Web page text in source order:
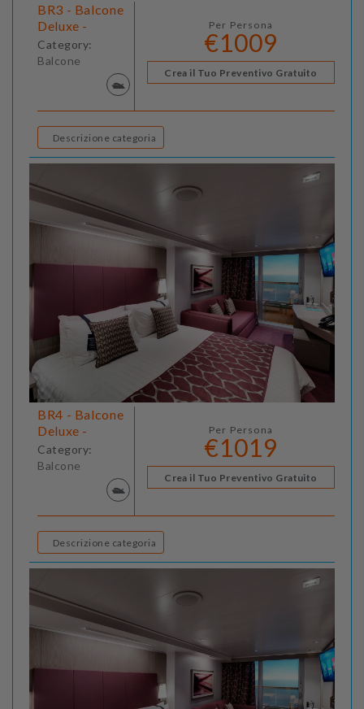
BR3 - Balcone
Deluxe -
Category:
Balcone
Per Persona
€1009
Crea il Tuo Preventivo Gratuito
Descrizione categoria
BR4 - Balcone
Deluxe -
Category:
Balcone
Per Persona
€1019
Crea il Tuo Preventivo Gratuito
Descrizione categoria